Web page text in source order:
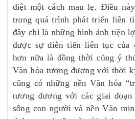
diệt một cách mau lẹ. Điều
trong quá trình phát triển liên
đây chỉ là những hình ảnh tiện
được sự diễn tiến liên tục của
hơn nữa là đồng thời cũng ý
Văn hóa tương đương với thời
cũng có những nền Văn hóa
tương đương với các giai đoạn
sống con người và nền Văn